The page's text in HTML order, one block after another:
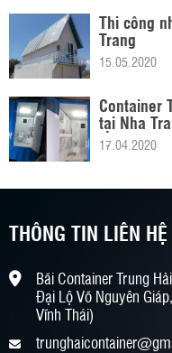
Thi công
Trang
15.05.2020
Container
tại Nha
17.04.2020
THÔNG TIN LIÊN HỆ
Bãi Container Trung
Đại Lộ Võ Nguyên
Vĩnh Thái)